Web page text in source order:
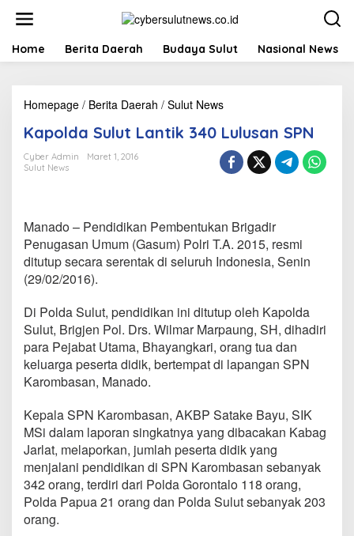
t
Home Berita Daerah Budaya Sulut Nasional News
Homepage / Berita Daerah / Sulut News
p
o
d
u
t
t
i
k
3
u
u
s
a
n
S
Kapolda Sulut Lantik 340 Lulusan SPN
Cyber Admin
Maret 1, 2016
Sulut News
Manado – Pendidikan Pembentukan Brigadir
Penugasan Umum (Gasum) Polri T.A. 2015, resmi
ditutup secara serentak di seluruh Indonesia, Senin
(29/02/2016).
Di Polda Sulut, pendidikan ini ditutup oleh Kapolda
Sulut, Brigjen Pol. Drs. Wilmar Marpaung, SH, dihadiri
para Pejabat Utama, Bhayangkari, orang tua dan
keluarga peserta didik, bertempat di lapangan SPN
Karombasan, Manado.
Kepala SPN Karombasan, AKBP Satake Bayu, SIK
MSi dalam laporan singkatnya yang dibacakan Kabag
Jarlat, melaporkan, jumlah peserta didik yang
menjalani pendidikan di SPN Karombasan sebanyak
342 orang, terdiri dari Polda Gorontalo 118 orang,
Polda Papua 21 orang dan Polda Sulut sebanyak 203
orang.